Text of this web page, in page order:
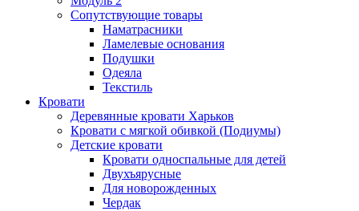
Сопутствующие товары
Наматрасники
Ламелевые основания
Подушки
Одеяла
Текстиль
Кровати
Деревянные кровати Харьков
Кровати с мягкой обивкой (Подиумы)
Детские кровати
Кровати односпальные для детей
Двухъярусные
Для новорожденных
Чердак